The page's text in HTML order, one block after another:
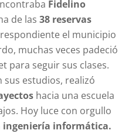
Fidelino
de las 38 reservas
el municipio
muchas veces padeció
para seguir sus clases.
estudios, realizó
hacia una escuela
Hoy luce con orgullo
ingeniería informática.